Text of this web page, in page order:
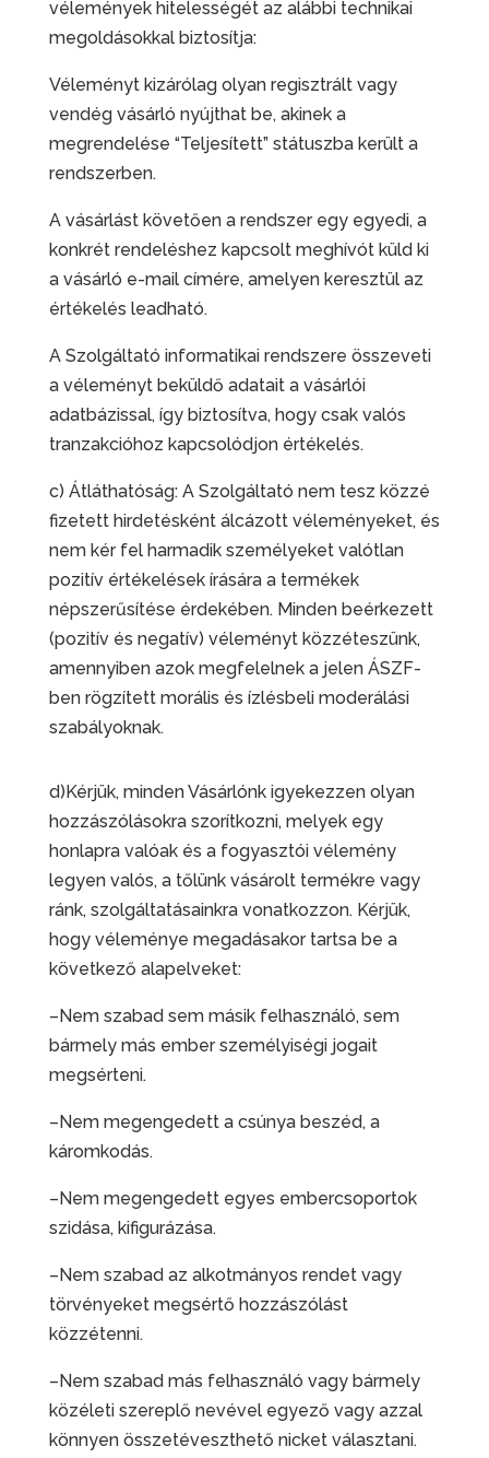
vélemények hitelességét az alábbi technikai
megoldásokkal biztosítja:
Véleményt kizárólag olyan regisztrált vagy
vendég vásárló nyújthat be, akinek a
megrendelése “Teljesített” státuszba került a
rendszerben.
A vásárlást követően a rendszer egy egyedi, a
konkrét rendeléshez kapcsolt meghívót küld ki
a vásárló e-mail címére, amelyen keresztül az
értékelés leadható.
A Szolgáltató informatikai rendszere összeveti
a véleményt beküldő adatait a vásárlói
adatbázissal, így biztosítva, hogy csak valós
tranzakcióhoz kapcsolódjon értékelés.
c) Átláthatóság:A Szolgáltató nem tesz közzé
fizetett hirdetésként álcázott véleményeket, és
nem kér fel harmadik személyeket valótlan
pozitív értékelések írására a termékek
népszerűsítése érdekében. Minden beérkezett
(pozitív és negatív) véleményt közzéteszünk,
amennyiben azok megfelelnek a jelen ÁSZF-
ben rögzített morális és ízlésbeli moderálási
szabályoknak.
d)Kérjük, minden Vásárlónk igyekezzen olyan
hozzászólásokra szorítkozni, melyek egy
honlapra valóak és a fogyasztói vélemény
legyen valós, a tőlünk vásárolt termékre vagy
ránk, szolgáltatásainkra vonatkozzon. Kérjük,
hogy véleménye megadásakor tartsa be a
következő alapelveket:
–Nem szabad sem másik felhasználó, sem
bármely más ember személyiségi jogait
megsérteni.
–Nem megengedett a csúnya beszéd, a
káromkodás.
–Nem megengedett egyes embercsoportok
szidása, kifigurázása.
–Nem szabad az alkotmányos rendet vagy
törvényeket megsértő hozzászólást
közzétenni.
–Nem szabad más felhasználó vagy bármely
közéleti szereplő nevével egyező vagy azzal
könnyen összetéveszthető nicket választani.